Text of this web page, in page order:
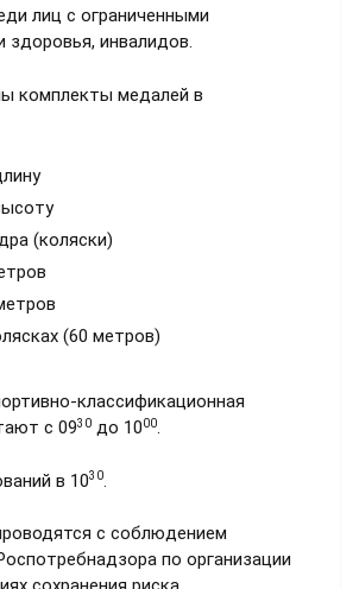
лиц с ограниченными
инвалидов.
комплекты медалей в
(коляски)
(60 метров)
классификационная
с 0930 до 1000.
в 1030
с соблюдением
по организации